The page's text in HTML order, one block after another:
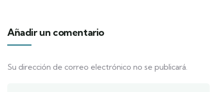
Añadir un comentario
Su dirección de correo electrónico no se publicará.